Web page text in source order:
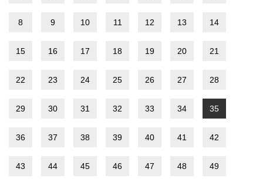
8 9 10 11 12 13 14
15 16 17 18 19 20 21
22 23 24 25 26 27 28
29 30 31 32 33 34 35
36 37 38 39 40 41 42
43 44 45 46 47 48 49